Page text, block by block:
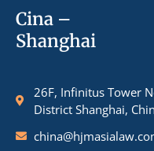
Cina –
Shanghai
26F, Infinitus Tower
District Shanghai,